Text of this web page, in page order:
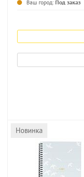
Ваш город: Под заказ
Новинка